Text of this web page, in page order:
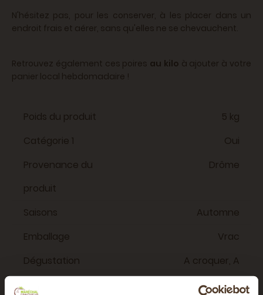
N'hésitez pas, pour les conserver, à les placer dans un
endroit frais et aérer, sans qu'elles ne se chevauchent.
Retrouvez également ces poires au kilo à ajouter à votre
panier local hebdomadaire !
Poids du produit
5 kg
Catégorie 1
Oui
Provenance du
produit
Drôme
Saisons
Automne
Emballage
Vrac
Dégustation
A croquer, A
cuisiner